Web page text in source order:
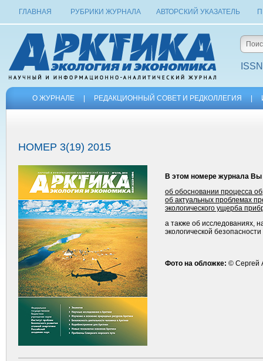
ГЛАВНАЯ РУБРИКИ ЖУРНАЛА АВТОРСКИЙ УКАЗАТЕЛЬ
О ЖУРНАЛЕ РЕДАКЦИОННЫЙ СОВЕТ И РЕДКОЛЛЕГИЯ
НОМЕР 3(19) 2015
В этом номере журнала Вы
об обосновании процесса
об актуальных проблемах
экологического ущерба
а также об исследованиях,
экологической
Фото на обложке: © Сергей